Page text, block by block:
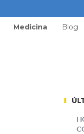
Medicina Blog